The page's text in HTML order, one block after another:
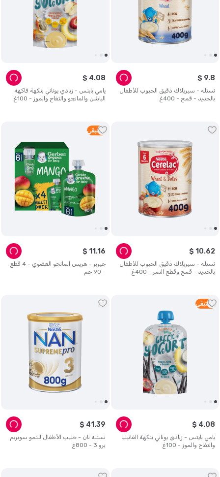
نستله - سيريلاك دقيق الحبوب للأطفال
بالحديد - قمح - 400غ
$ 9.8
يامي بايتس - زبادي يوناني بنكهة فاكهة
الباشن والمانجو والتفاح والموز - 100غ
$ 4.08
نستله - سيريلاك دقيق الحبوب للأطفال
بالحديد - قمح وقطع التمر - 400غ
$ 10.62
1 متبقي
جيربر - هريس المانجو العضوي - 4 قطع
- 90 جم
$ 11 .16
2 متبقي
يامي بايتس - زبادي يوناني بنكهة الفانيليا
والتفاح والموز - 100غ
$ 4.08
نستله نان - حليب الأطفال للنمو سوبريم
برو 3 - 800غ
$ 41 .39